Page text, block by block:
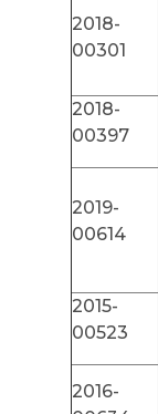
2018-
00301
2018-
00397
2019-
00614
2015-
00523
2016-